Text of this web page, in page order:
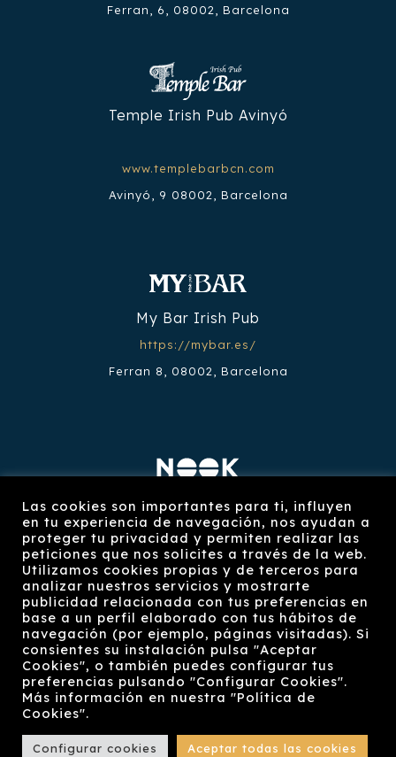
Ferran, 6, 08002, Barcelona
Temple Irish Pub Avinyó
www.templebarbcn.com
Avinyó, 9 08002, Barcelona
My Bar Irish Pub
https://mybar.es/
Ferran 8, 08002, Barcelona
Restaurante Nook
https://restaurantenook.com/
Plaça Reial 8, 08002, Barcelona
© 2022 Grupo Degusplus, S.L. | All Rights
Reserved |
Las cookies son importantes para ti, influyen
en tu experiencia de navegación, nos ayudan a
proteger tu privacidad y permiten realizar las
peticiones que nos solicites a través de la web.
Utilizamos cookies propias y de terceros para
analizar nuestros servicios y mostrarte
publicidad relacionada con tus preferencias en
base a un perfil elaborado con tus hábitos de
navegación (por ejemplo, páginas visitadas). Si
consientes su instalación pulsa "Aceptar
Cookies", o también puedes configurar tus
preferencias pulsando "Configurar Cookies".
Más información en nuestra "Política de
Cookies".
Configurar cookies Aceptar todas las cookies